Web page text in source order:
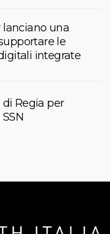
lanciano una
le
integrate
di Regia per